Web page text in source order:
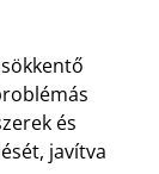
és
javítva